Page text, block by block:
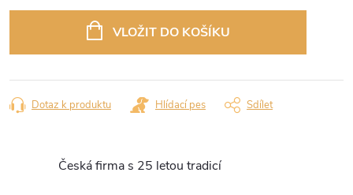
VLOŽIT DO KOŠÍKU
Dotaz k produktu Hlídací pes Sdílet
Česká firma s 25 letou tradicí